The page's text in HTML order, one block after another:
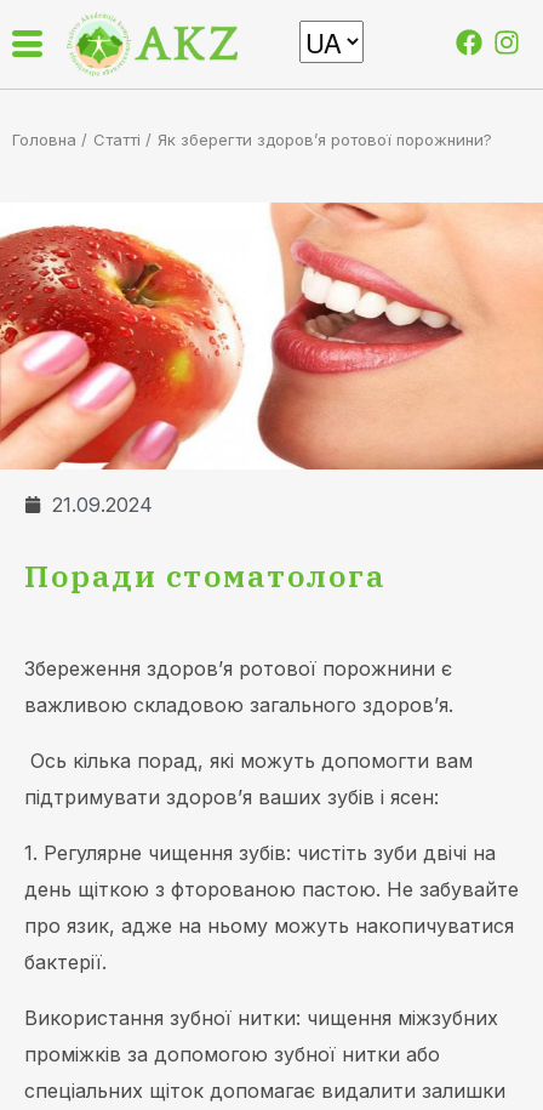
Головна / Статті / Як зберегти здоров’я ротової порожнини?
21.09.2024
Поради стоматолога
Збереження здоров’я ротової порожнини є
важливою складовою загального здоров’я.
Ось кілька порад, які можуть допомогти вам
підтримувати здоров’я ваших зубів і ясен:
1. Регулярне чищення зубів: чистіть зуби двічі на
день щіткою з фторованою пастою. Не забувайте
про язик, адже на ньому можуть накопичуватися
бактерії.
Використання зубної нитки: чищення міжзубних
проміжків за допомогою зубної нитки або
спеціальних щіток допомагає видалити залишки